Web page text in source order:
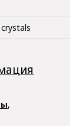
,